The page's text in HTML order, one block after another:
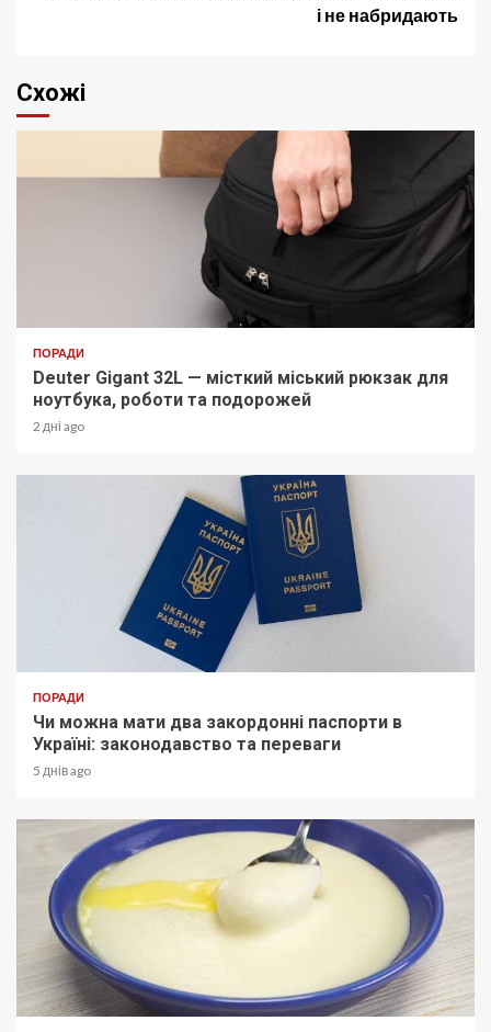
і не набридають
Схожі
ПОРАДИ
Deuter Gigant 32L — місткий міський рюкзак для
ноутбука, роботи та подорожей
2 дні ago
ПОРАДИ
Чи можна мати два закордонні паспорти в
Україні: законодавство та переваги
5 днів ago